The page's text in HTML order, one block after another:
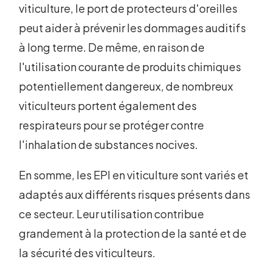
viticulture, le port de protecteurs d'oreilles
peut aider à prévenir les dommages auditifs
à long terme. De même, en raison de
l'utilisation courante de produits chimiques
potentiellement dangereux, de nombreux
viticulteurs portent également des
respirateurs pour se protéger contre
l'inhalation de substances nocives.
En somme, les EPI en viticulture sont variés et
adaptés aux différents risques présents dans
ce secteur. Leur utilisation contribue
grandement à la protection de la santé et de
la sécurité des viticulteurs.